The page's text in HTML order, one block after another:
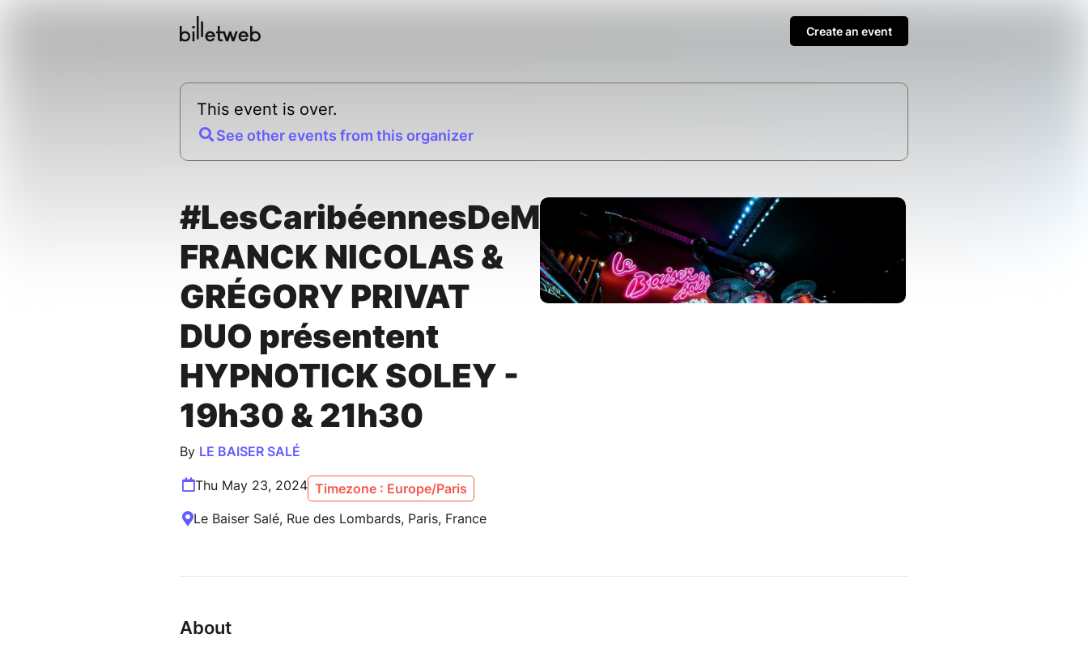
Create an event
This event is over.
See other events from this organizer
#LesCaribéennesDeMai
FRANCK NICOLAS &
GRÉGORY PRIVAT
DUO présentent
HYPNOTICK SOLEY -
19h30 & 21h30
By LE BAISER SALÉ
Thu May 23, 2024 Timezone : Europe/Paris
Le Baiser Salé, Rue des Lombards, Paris, France
About